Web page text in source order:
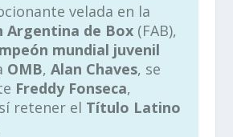
velada en la
Argentina de Box(FAB),
mundial juvenil
OMB, Alan Chaves, se
Freddy Fonseca,
retener el Título Latino